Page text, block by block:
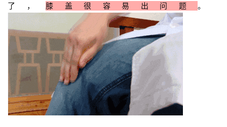
了， 膝盖很容易出问题。